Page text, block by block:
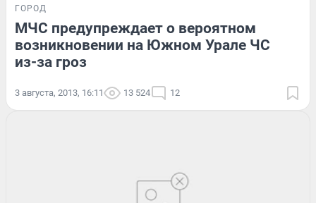
ГОРОД
МЧС предупреждает о вероятном
возникновении на Южном Урале ЧС
из-за гроз
3 августа, 2013, 16:11 13 524 12